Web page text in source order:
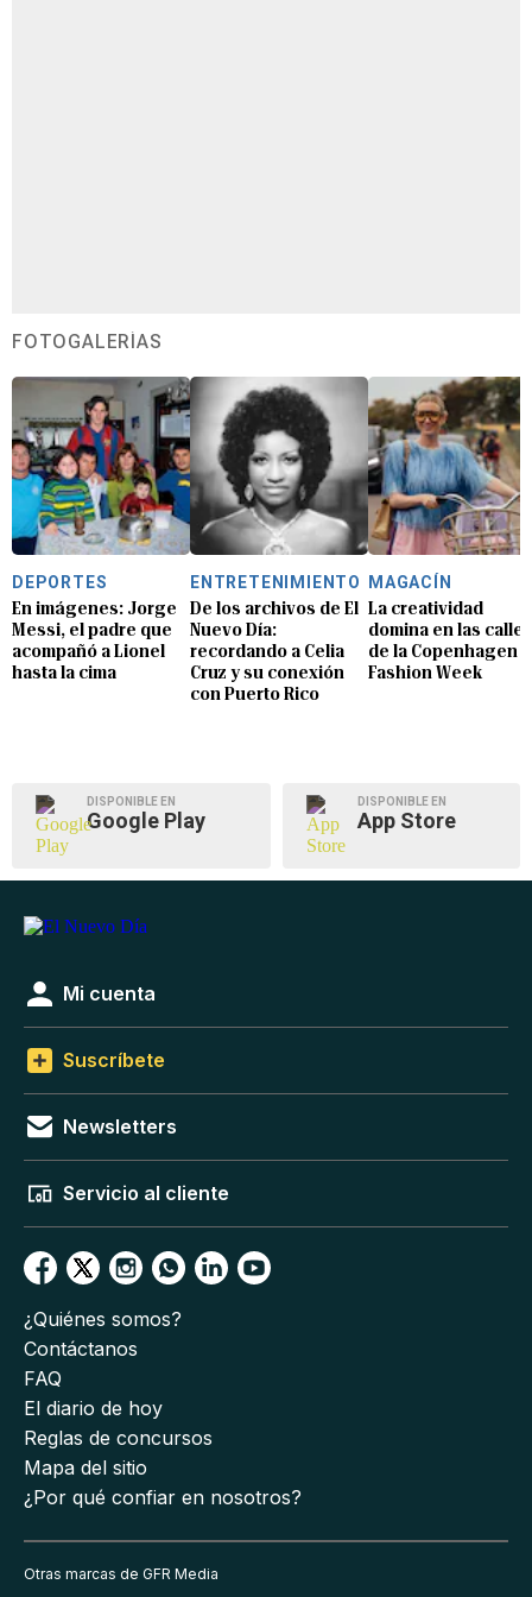
FOTOGALERÍAS
DEPORTES
En imágenes: Jorge
Messi, el padre que
acompañó a Lionel
hasta la cima
ENTRETENIMIENTO
De los archivos de El
Nuevo Día:
recordando a Celia
Cruz y su conexión
con Puerto Rico
MAGACÍN
La creatividad
domina en las calles
de la Copenhagen
Fashion Week
DISPONIBLE EN
Google Play
DISPONIBLE EN
App Store
Mi cuenta
Suscríbete
Newsletters
Servicio al cliente
¿Quiénes somos?
Contáctanos
FAQ
El diario de hoy
Reglas de concursos
Mapa del sitio
¿Por qué confiar en nosotros?
Otras marcas de GFR Media